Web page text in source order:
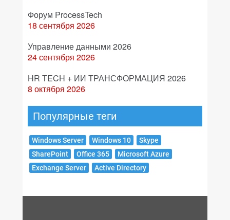
Форум ProcessTech
18 сентября 2026
Управление данными 2026
24 сентября 2026
HR TECH + ИИ ТРАНСФОРМАЦИЯ 2026
8 октября 2026
Популярные теги
Windows Server Windows 10
Skype
SharePoint
Office 365
Microsoft Azure
Exchange Server
Active Directory